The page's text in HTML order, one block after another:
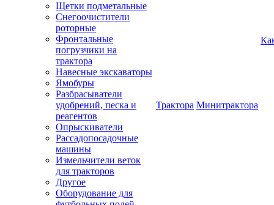
Щетки подметальные
Снегоочистители
роторные
Фронтальные
погрузчики на
трактора
Навесные экскаваторы
Ямобуры
Разбрасыватели
удобрений, песка и
реагентов
Опрыскиватели
Рассадопосадочные
машины
Измельчители веток
для тракторов
Другое
Оборудование для
Трактора Минитрактора